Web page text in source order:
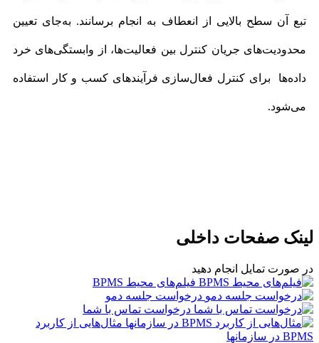
تبع آن سطح بالایی از انعطاف به انجام برسانند. به‌جای تعیین
محدودیت‌های جریان کنترل بین فعالیت‌ها، از وابستگی‌های خرد
داده‌ها برای کنترل فعال‌سازی فرآیندهای کسب‌ و کار استفاده
می‌شود.
لینک صفحات داخلی
در صورت تمایل انجام دهید
فیلم‌های محیط BPMS
درخواست جلسه دمو
درخواست تماس با شما
مثال‌هایی از کاربرد
BPMS در سازمانها